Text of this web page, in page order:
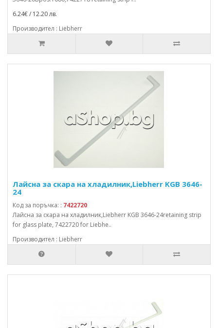
6.24€ / 12.20 лв.
Производител : Liebherr
Лайсна за скара на хладилник,Liebherr KGB 3646-
24
Код за поръчка: : 7422720
Лайсна за скара на хладилник,Liebherr KGB 3646-24retaining strip
for glass plate, 7422720 for Liebhe..
Производител : Liebherr